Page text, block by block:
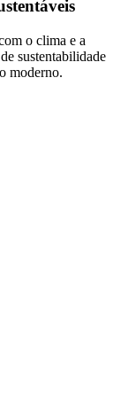
o clima e a
sustentabilidade
moderno.